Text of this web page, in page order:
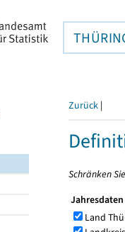
Zurück |
Schränken
Jahresdaten
Land